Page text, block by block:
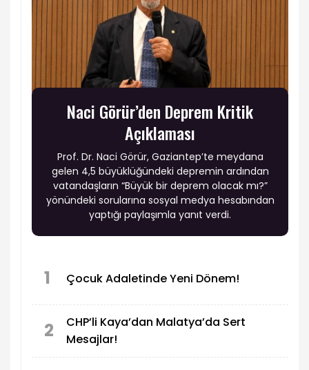
Naci Görür’den Deprem Kritik
Açıklaması
Prof. Dr. Naci Görür, Gaziantep’te meydana
gelen 4,5 büyüklüğündeki depremin ardından
vatandaşların “Büyük bir deprem olacak mı?”
yönündeki sorularına sosyal medya hesabından
yaptığı paylaşımla yanıt verdi.
1 Çocuk Adaletinde Yeni Dönem!
2
CHP’li Kaya’dan Malatya’da Sert
Mesajlar!